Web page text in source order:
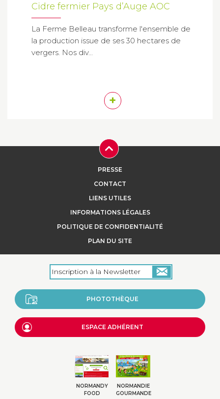
Cidre fermier Pays d’Auge AOC
La Ferme Belleau transforme l'ensemble de
la production issue de ses 30 hectares de
vergers. Nos div...
+
PRESSE
CONTACT
LIENS UTILES
INFORMATIONS LÉGALES
POLITIQUE DE CONFIDENTIALITÉ
PLAN DU SITE
PHOTOTHÈQUE
ESPACE ADHÉRENT
NORMANDY
FOOD
NORMANDIE
GOURMANDE